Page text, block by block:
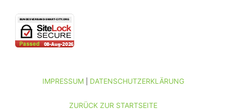
IMPRESSUM| DATENSCHUTZERKLÄRUNG
ZURÜCK ZUR STARTSEITE